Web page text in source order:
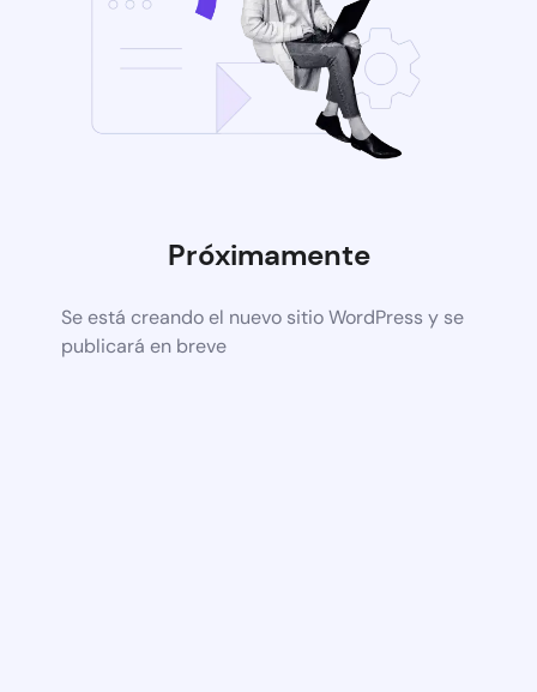
Próximamente
Se está creando el nuevo sitio WordPress y se
publicará en breve